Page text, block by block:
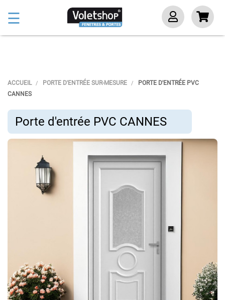
Basculer
la
☰
ACCUEIL PORTE D'ENTRÉE SUR-MESURE
PORTE D'ENTRÉE PVC
CANNES
Porte d'entrée PVC CANNES